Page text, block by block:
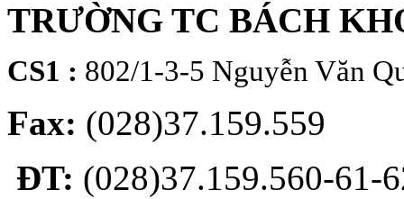
TRƯỜNG TC BÁCH
CS1 : 802/1-3-5 Nguyễn Văn
Fax: (028)37.159.559
ĐT: (028)37.159.560-61-